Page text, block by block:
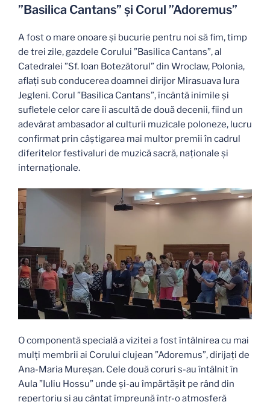
”Basilica Cantans” și Corul ”Adoremus”
A fost o mare onoare și bucurie pentru noi să fim, timp
de trei zile, gazdele Corului ”Basilica Cantans”, al
Catedralei ”Sf. Ioan Botezătorul” din Wroclaw, Polonia,
aflați sub conducerea doamnei dirijor Mirasuava Iura
Jegleni. Corul ”Basilica Cantans”, încântă inimile și
sufletele celor care îi ascultă de două decenii, fiind un
adevărat ambasador al culturii muzicale poloneze, lucru
confirmat prin câștigarea mai multor premii în cadrul
diferitelor festivaluri de muzică sacră, naționale și
internaționale.
O componentă specială a vizitei a fost întâlnirea cu mai
mulți membrii ai Corului clujean ”Adoremus”, dirijați de
Ana-Maria Mureșan. Cele două coruri s-au întâlnit în
Aula ”Iuliu Hossu” unde și-au împărtășit pe rând din
repertoriu și au cântat împreună într-o atmosferă